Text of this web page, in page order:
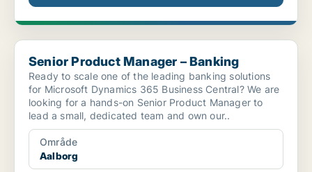
Senior Product Manager – Banking
Senior Product Manager – Banking
Ready to scale one of the leading banking solutions
for Microsoft Dynamics 365 Business Central? We are
looking for a hands-on Senior Product Manager to
lead a small, dedicated team and own our..
Område
Aalborg